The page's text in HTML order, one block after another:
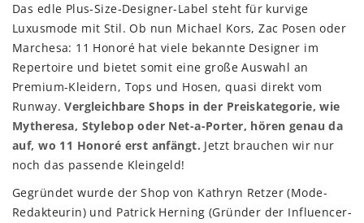
Das edle Plus-Size-Designer-Label steht für kurvige
Luxusmode mit Stil. Ob nun Michael Kors, Zac Posen oder
Marchesa: 11 Honoré hat viele bekannte Designer im
Repertoire und bietet somit eine große Auswahl an
Premium-Kleidern, Tops und Hosen, quasi direkt vom
Runway.Vergleichbare Shops in der Preiskategorie, wie
Mytheresa, Stylebop oder Net-a-Porter, hören genau da
auf, wo 11 Honoré erst anfängt. Jetzt brauchen wir nur
noch das passende Kleingeld!
Gegründet wurde der Shop von Kathryn Retzer (Mode-
Redakteurin) und Patrick Herning (Gründer der Influencer-